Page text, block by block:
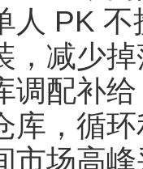
人 PK
，减少
调配补
库，循
市场高